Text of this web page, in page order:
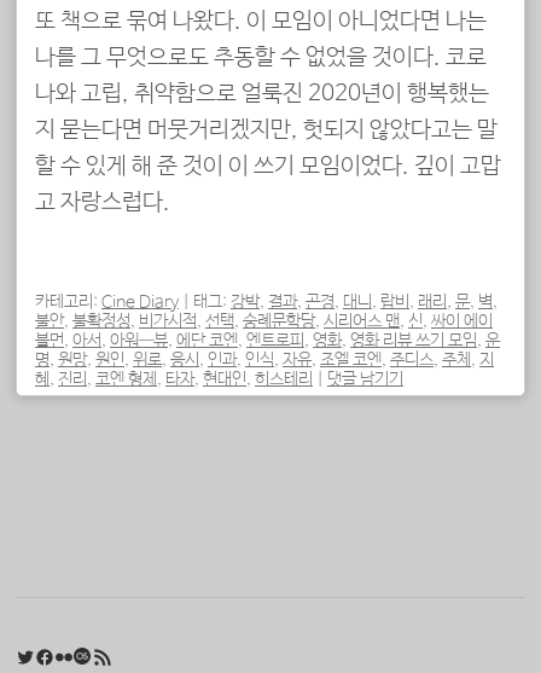
또 책으로 묶여 나왔다. 이 모임이 아니었다면 나는
나를 그 무엇으로도 추동할 수 없었을 것이다. 코로
나와 고립, 취약함으로 얼룩진 2020년이 행복했는
지 묻는다면 머뭇거리겠지만, 헛되지 않았다고는 말
할 수 있게 해 준 것이 이 쓰기 모임이었다. 깊이 고맙
고 자랑스럽다.
카테고리: Cine Diary 태그: 강박, 결과, 곤경, 대니, 랍비 , 래리 , 문, 벽,
불안, 불확정성, 비가시적, 선택, 숭례문학당, 시리어스 맨, 신, 싸이 에이
블먼, 아서, 아워—뷰, 에단 코엔, 엔트로피 , 영화, 영화 리뷰 쓰기 모임, 운
명, 원망, 원인, 위로, 응시 , 인과, 인식, 자유, 조엘 코엔, 주디스, 주체 , 지
혜 , 진리 , 코엔 형제 , 타자, 현대인, 히스테리 댓글 남기기
Twitter
Facebook
FlickrLast.fm